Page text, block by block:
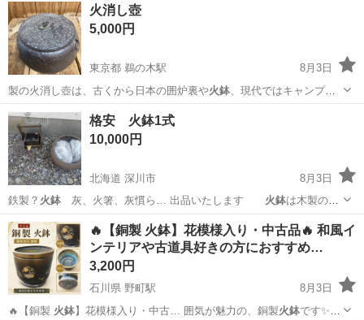
火消し壺
5,000円
東京都 鵜の木駅
8月3日
製の火消し壺は、古くから日本の囲炉裏や火鉢、現代ではキャンプや
飲食店などで幅広く…
東京 大田区 鵜の木駅 調理器具
格安 火鉢1式
10,000円
北海道 深川市
8月3日
鉄製？ 火鉢灰、火箸、灰慣ら… 出品いたします 火鉢は木製の台
に乗って…
北海道 深川市 その他
🔥【銅製 火鉢】花模様入り・中古品🔥 和風イ
ンテリアや古道具好きの方におすすめ…
3,200円
石川県 野町駅
8月3日
🔥【銅製 火鉢】花模様入り・中古… 囲気が魅力の、銅製火鉢です✨